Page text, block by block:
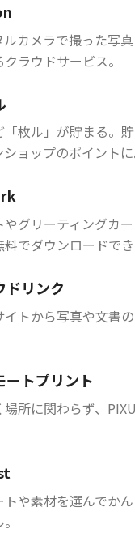
カメラで撮った写
ラウドサービス。
枚ル」が貯まる。
ョップのポイントに
グリーティングカ
でダウンロードでき
ドリンク
トから写真や文書
ートプリント
所に関わらず、
や素材を選んでか